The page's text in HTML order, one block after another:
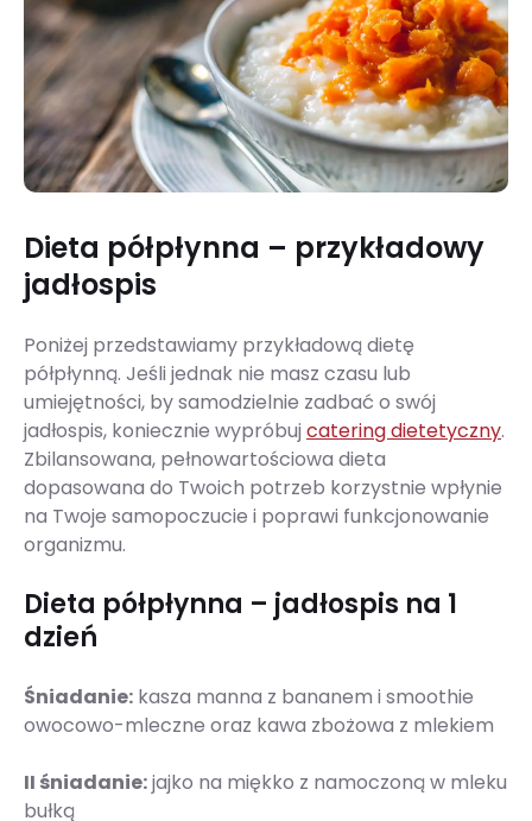
Dieta półpłynna – przykładowy
jadłospis
Poniżej przedstawiamy przykładową dietę
półpłynną. Jeśli jednak nie masz czasu lub
umiejętności, by samodzielnie zadbać o swój
jadłospis, koniecznie wypróbuj catering dietetyczny.
Zbilansowana, pełnowartościowa dieta
dopasowana do Twoich potrzeb korzystnie wpłynie
na Twoje samopoczucie i poprawi funkcjonowanie
organizmu.
Dieta półpłynna – jadłospis na 1
dzień
Śniadanie: kasza manna z bananem i smoothie
owocowo-mleczne oraz kawa zbożowa z mlekiem
II śniadanie:jajko na miękko z namoczoną w mleku
bułką